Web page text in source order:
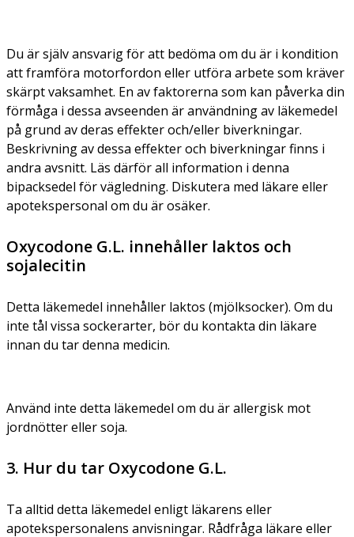
Du är själv ansvarig för att bedöma om du är i kondition
att framföra motorfordon eller utföra arbete som kräver
skärpt vaksamhet. En av faktorerna som kan påverka din
förmåga i dessa avseenden är användning av läkemedel
på grund av deras effekter och/eller biverkningar.
Beskrivning av dessa effekter och biverkningar finns i
andra avsnitt. Läs därför all information i denna
bipacksedel för vägledning. Diskutera med läkare eller
apotekspersonal om du är osäker.
Oxycodone G.L. innehåller laktos och
sojalecitin
Detta läkemedel innehåller laktos (mjölksocker). Om du
inte tål vissa sockerarter, bör du kontakta din läkare
innan du tar denna medicin.
Använd inte detta läkemedel om du är allergisk mot
jordnötter eller soja.
3. Hur du tar Oxycodone G.L.
Ta alltid detta läkemedel enligt läkarens eller
apotekspersonalens anvisningar. Rådfråga läkare eller